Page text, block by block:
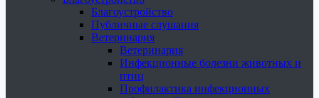
Благоустройство
Публичные слушания
Ветеринария
Ветеринария
Инфекционные болезни животных и
птиц
Профилактика инфекционных